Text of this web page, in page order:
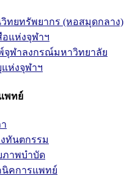
ทยทรัพยากร (หอสมุดกลาง)
แห่งจุฬาฯ
จุฬาลงกรณ์มหาวิทยาลัย
ห่งจุฬาฯ
พทย์
ทันตกรรม
ภาพบำบัด
คการแพทย์